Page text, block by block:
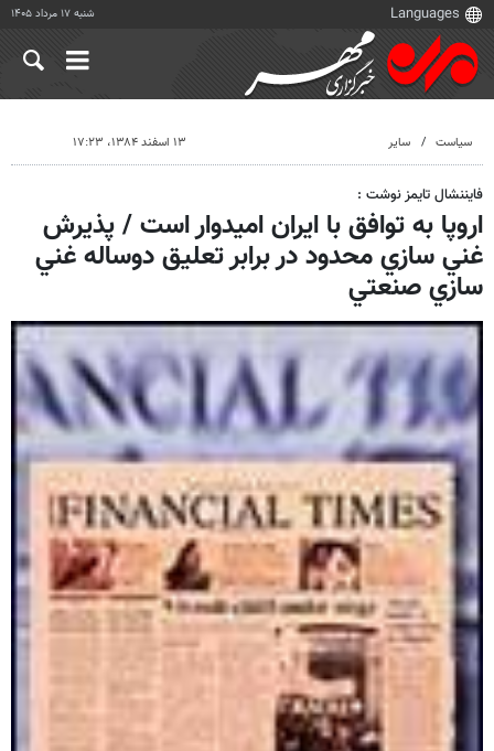
شنبه ۱۷ مرداد ۱۴۰۵
سیاست سایر ۱۳ اسفند ۱۳۸۴، ۱۷:۲۳
فايننشال تايمز نوشت :
اروپا به توافق با ايران اميدوار است / پذيرش
غني سازي محدود در برابر تعليق دوساله غني
سازي صنعتي